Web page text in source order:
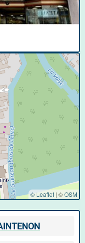
© Leaflet | ©OSM